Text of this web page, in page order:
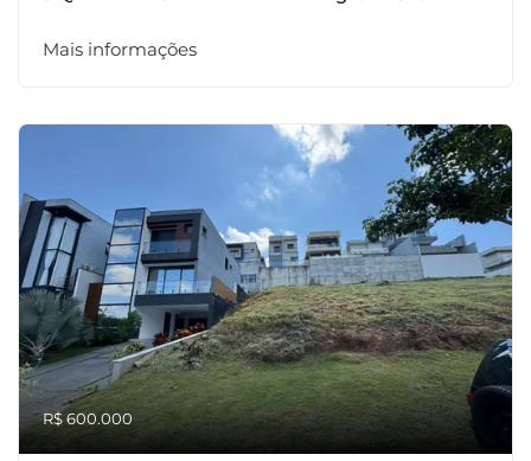
Mais informações
R$ 600.000